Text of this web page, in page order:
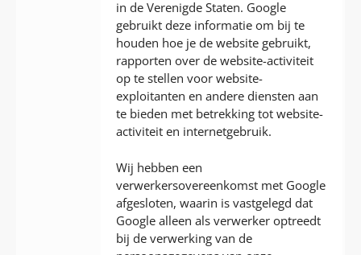
in de Verenigde Staten. Google
gebruikt deze informatie om bij te
houden hoe je de website gebruikt,
rapporten over de website-activiteit
op te stellen voor website-
exploitanten en andere diensten aan
te bieden met betrekking tot website-
activiteit en internetgebruik.
Wij hebben een
verwerkersovereenkomst met Google
afgesloten, waarin is vastgelegd dat
Google alleen als verwerker optreedt
bij de verwerking van de